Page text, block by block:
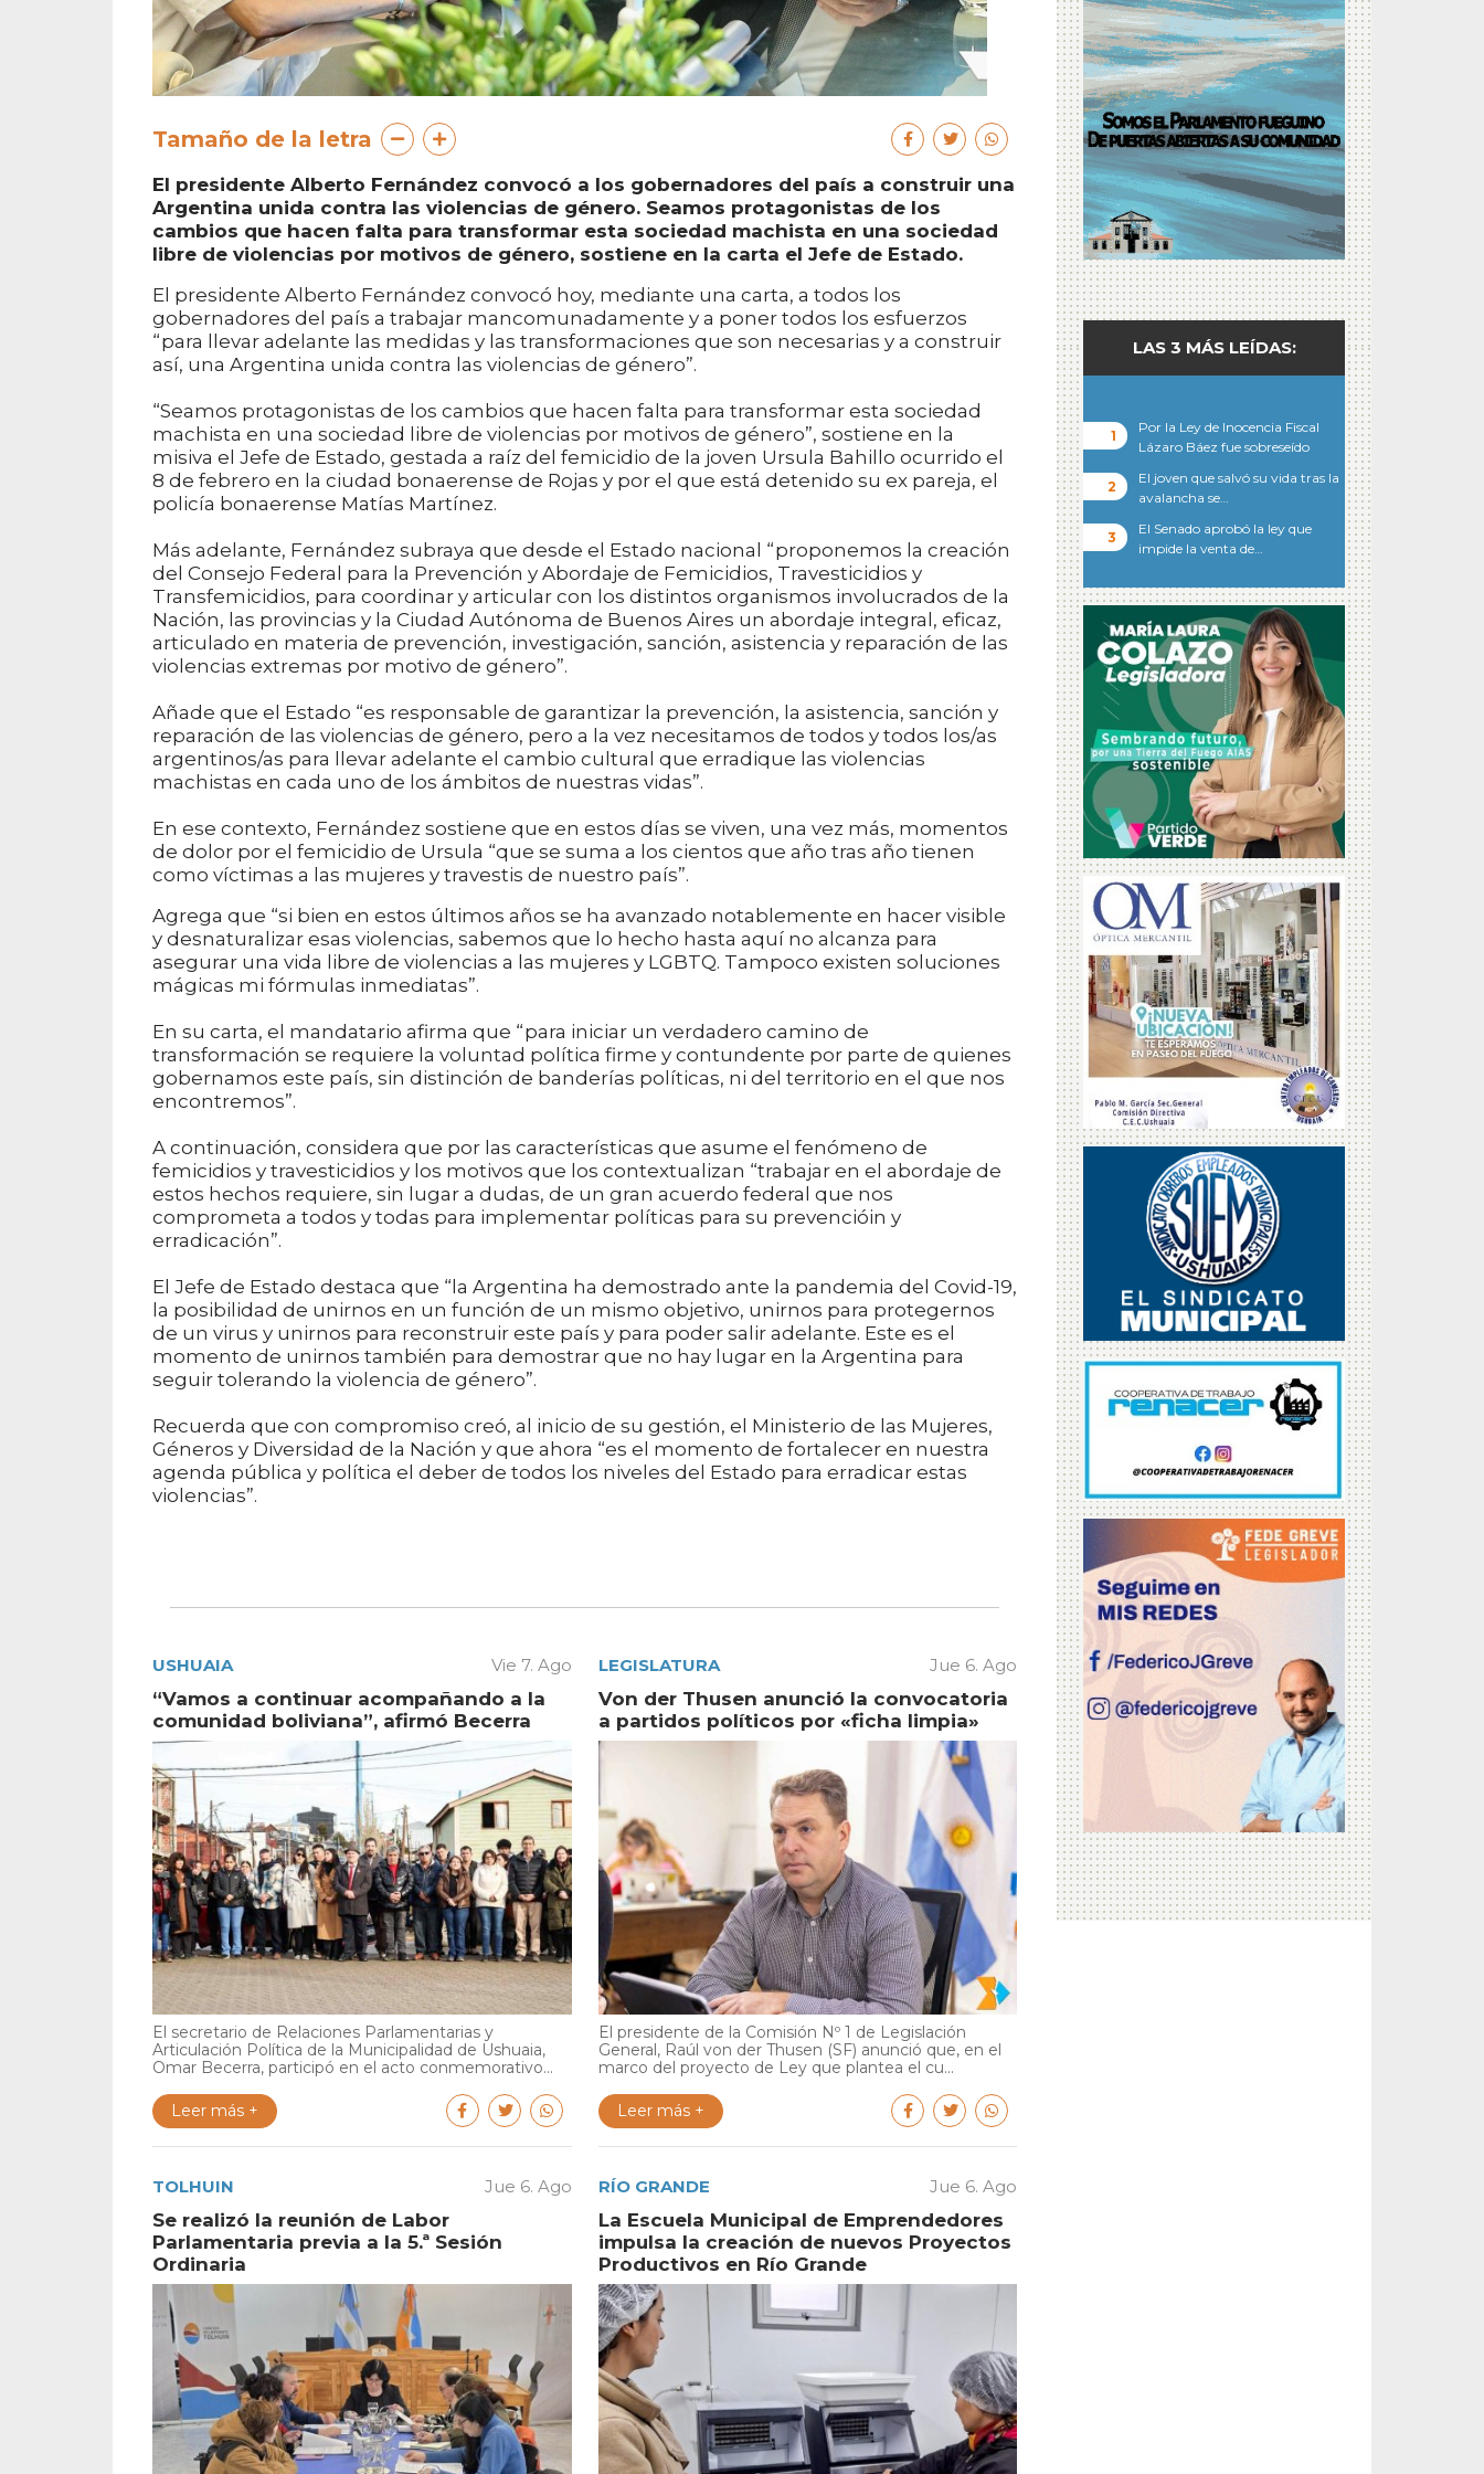
Tamaño de la letra
El presidente Alberto Fernández convocó a los gobernadores del país a construir una
Argentina unida contra las violencias de género. Seamos protagonistas de los
cambios que hacen falta para transformar esta sociedad machista en una sociedad
libre de violencias por motivos de género, sostiene en la carta el Jefe de Estado.
El presidente Alberto Fernández convocó hoy, mediante una carta, a todos los
gobernadores del país a trabajar mancomunadamente y a poner todos los esfuerzos
“para llevar adelante las medidas y las transformaciones que son necesarias y a construir
así, una Argentina unida contra las violencias de género”.
“Seamos protagonistas de los cambios que hacen falta para transformar esta sociedad
machista en una sociedad libre de violencias por motivos de género”, sostiene en la
misiva el Jefe de Estado, gestada a raíz del femicidio de la joven Ursula Bahillo ocurrido el
8 de febrero en la ciudad bonaerense de Rojas y por el que está detenido su ex pareja, el
policía bonaerense Matías Martínez.
Más adelante, Fernández subraya que desde el Estado nacional “proponemos la creación
del Consejo Federal para la Prevención y Abordaje de Femicidios, Travesticidios y
Transfemicidios, para coordinar y articular con los distintos organismos involucrados de la
Nación, las provincias y la Ciudad Autónoma de Buenos Aires un abordaje integral, eficaz,
articulado en materia de prevención, investigación, sanción, asistencia y reparación de las
violencias extremas por motivo de género”.
Añade que el Estado “es responsable de garantizar la prevención, la asistencia, sanción y
reparación de las violencias de género, pero a la vez necesitamos de todos y todos los/as
argentinos/as para llevar adelante el cambio cultural que erradique las violencias
machistas en cada uno de los ámbitos de nuestras vidas”.
En ese contexto, Fernández sostiene que en estos días se viven, una vez más, momentos
de dolor por el femicidio de Ursula “que se suma a los cientos que año tras año tienen
como víctimas a las mujeres y travestis de nuestro país”.
Agrega que “si bien en estos últimos años se ha avanzado notablemente en hacer visible
y desnaturalizar esas violencias, sabemos que lo hecho hasta aquí no alcanza para
asegurar una vida libre de violencias a las mujeres y LGBTQ. Tampoco existen soluciones
mágicas mi fórmulas inmediatas”.
En su carta, el mandatario afirma que “para iniciar un verdadero camino de
transformación se requiere la voluntad política firme y contundente por parte de quienes
gobernamos este país, sin distinción de banderías políticas, ni del territorio en el que nos
encontremos”.
A continuación, considera que por las características que asume el fenómeno de
femicidios y travesticidios y los motivos que los contextualizan “trabajar en el abordaje de
estos hechos requiere, sin lugar a dudas, de un gran acuerdo federal que nos
comprometa a todos y todas para implementar políticas para su prevencióin y
erradicación”.
El Jefe de Estado destaca que “la Argentina ha demostrado ante la pandemia del Covid-19,
la posibilidad de unirnos en un función de un mismo objetivo, unirnos para protegernos
de un virus y unirnos para reconstruir este país y para poder salir adelante. Este es el
momento de unirnos también para demostrar que no hay lugar en la Argentina para
seguir tolerando la violencia de género”.
Recuerda que con compromiso creó, al inicio de su gestión, el Ministerio de las Mujeres,
Géneros y Diversidad de la Nación y que ahora “es el momento de fortalecer en nuestra
agenda pública y política el deber de todos los niveles del Estado para erradicar estas
violencias”.
USHUAIA Vie 7. Ago
“Vamos a continuar acompañando a la
comunidad boliviana”, afirmó Becerra
El secretario de Relaciones Parlamentarias y
Articulación Política de la Municipalidad de Ushuaia,
Omar Becerra, participó en el acto conmemorativo...
Leer más +
LEGISLATURA Jue 6. Ago
Von der Thusen anunció la convocatoria
a partidos políticos por «ficha limpia»
El presidente de la Comisión Nº 1 de Legislación
General, Raúl von der Thusen (SF) anunció que, en el
marco del proyecto de Ley que plantea el cu...
Leer más +
TOLHUIN Jue 6. Ago
Se realizó la reunión de Labor
Parlamentaria previa a la 5.ª Sesión
Ordinaria
RÍO GRANDE Jue 6. Ago
La Escuela Municipal de Emprendedores
impulsa la creación de nuevos Proyectos
Productivos en Río Grande
LAS 3 MÁS LEÍDAS:
Por la Ley de Inocencia Fiscal
Lázaro Báez fue sobreseído
El joven que salvó su vida tras la
avalancha se…
El Senado aprobó la ley que
impide la venta de…